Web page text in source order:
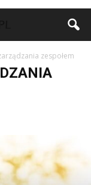
zespołem